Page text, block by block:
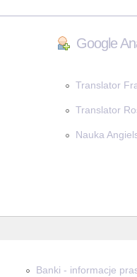
Google
Translator
Translator
Nauka
Banki - informacje